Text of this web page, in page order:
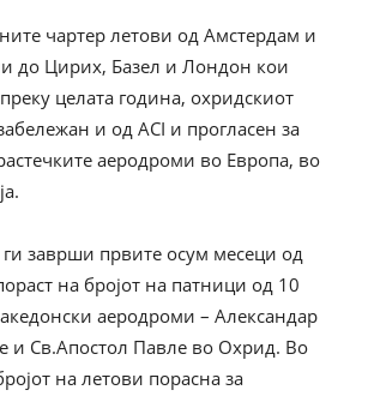
чартер летови од Амстердам и
до Цирих, Базел и Лондон кои
целата година, охридскиот
и од ACI и прогласен за
аеродроми во Европа, во
заврши првите осум месеци од
на бројот на патници од 10
аеродроми – Александар
и Св.Апостол Павле во Охрид. Во
на летови порасна за